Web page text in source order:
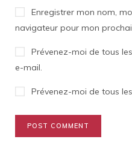
Enregistrer mon nom,
navigateur pour mon
Prévenez-moi de tous
e-mail.
Prévenez-moi de tous